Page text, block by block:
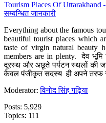
Tourism Places Of Uttarakhand
सम्बन्धित जानकारी
Everything about the famous
beautiful tourist places which
taste of virgin natural beauty
members are in plenty. देव भूमि
दूरस्थ और अछूते पर्यटन स्थलों की
केवल पंजीकृत सदस्य ही अपने तरफ
Moderator:विनोद सिंह गढ़िया
Posts: 5,929
Topics: 111